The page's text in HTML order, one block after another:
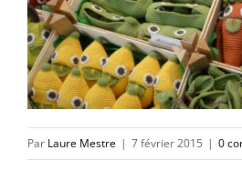
Par Laure Mestre | 7 février 2015 | 0